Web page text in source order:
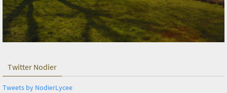
Twitter Nodier
Tweets by NodierLycee